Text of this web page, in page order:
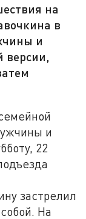
на
в
и
и
22
застрелил
На